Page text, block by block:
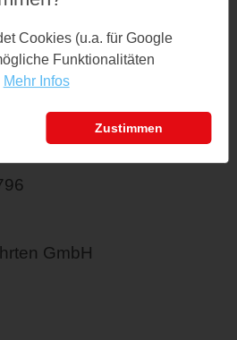
GmbH
Cookies (u.a. für Google
Funktionalitäten
Mehr Infos
Zustimmen